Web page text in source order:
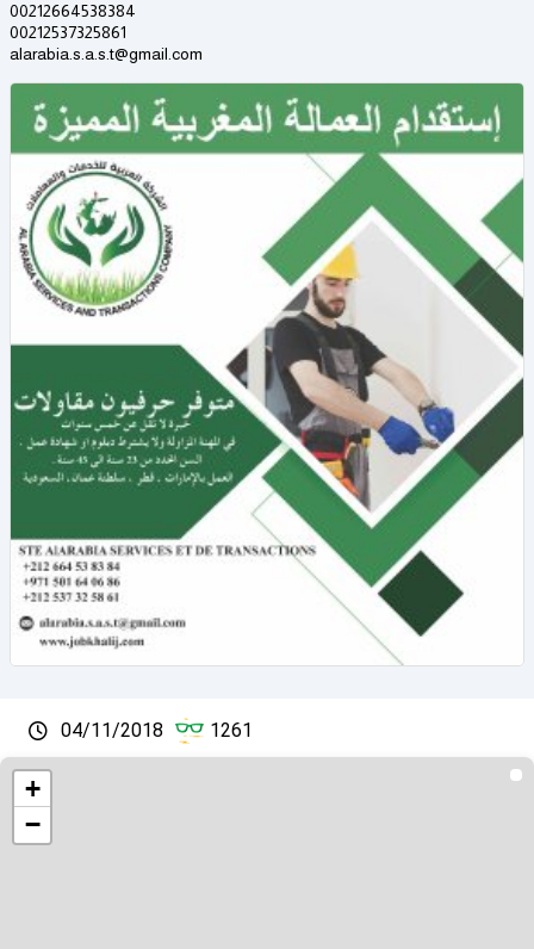
00212664538384
00212537325861
alarabia.s.a.s.t@gmail.com
04/11/2018 1261
+
−